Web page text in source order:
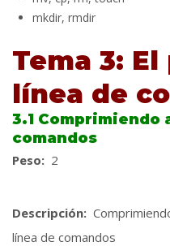
mkdir, rmdir
Tema 3:
línea de
3.1 Comprimiendo
comandos
Peso: 2
Descripción:
línea de comandos